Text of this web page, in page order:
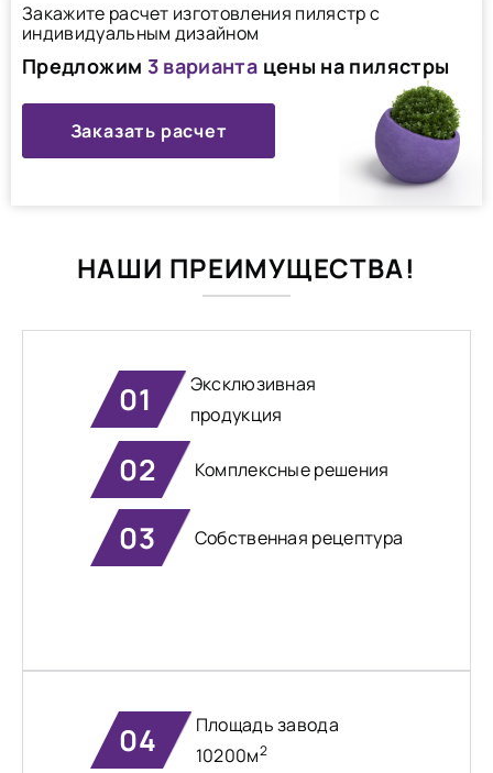
Закажите расчет изготовления пилястр с
индивидуальным дизайном
Предложим 3 варианта цены на пилястры
Заказать расчет
НАШИ ПРЕИМУЩЕСТВА!
01
Эксклюзивная
продукция
02 Комплексные решения
03 Собственная рецептура
04
Площадь завода
10200м2